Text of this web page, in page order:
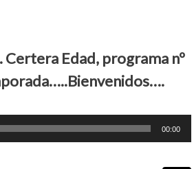
Edad, programa nº
00:00